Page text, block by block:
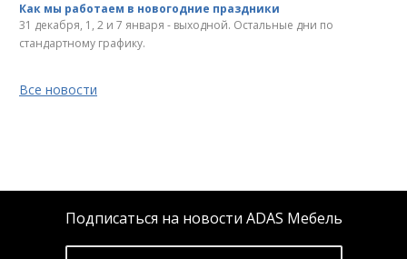
Как мы работаем в новогодние праздники
31 декабря, 1, 2 и 7 января - выходной. Остальные дни по
стандартному графику.
Все новости
Подписаться на новости ADAS Мебель